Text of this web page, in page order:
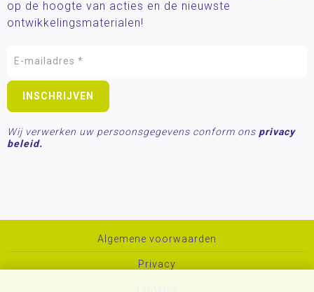
op de hoogte van acties en de nieuwste
ontwikkelingsmaterialen!
Wij verwerken uw persoonsgegevens conform ons privacy
beleid.
Algemene voorwaarden
Privacy